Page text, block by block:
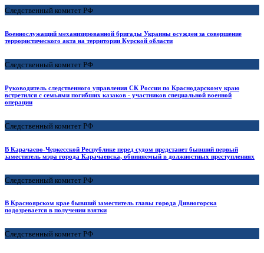
Следственный комитет РФ
Военнослужащий механизированной бригады Украины осужден за совершение
террористического акта на территории Курской области
Следственный комитет РФ
Руководитель следственного управления СК России по Краснодарскому краю
встретился с семьями погибших казаков - участников специальной военной
операции
Следственный комитет РФ
В Карачаево-Черкесской Республике перед судом предстанет бывший первый
заместитель мэра города Карачаевска, обвиняемый в должностных преступлениях
Следственный комитет РФ
В Красноярском крае бывший заместитель главы города Дивногорска
подозревается в получении взятки
Следственный комитет РФ